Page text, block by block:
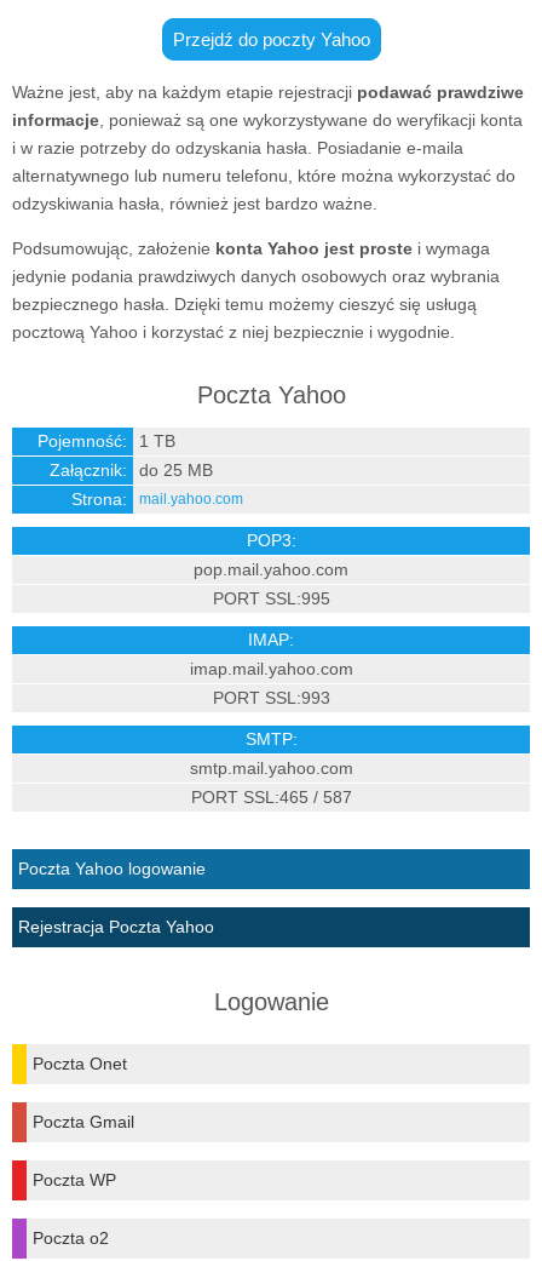
Przejdź do poczty Yahoo
Ważne jest, aby na każdym etapie rejestracji podawać prawdziwe
informacje , ponieważ są one wykorzystywane do weryfikacji konta
i w razie potrzeby do odzyskania hasła. Posiadanie e-maila
alternatywnego lub numeru telefonu, które można wykorzystać do
odzyskiwania hasła, również jest bardzo ważne.
Podsumowując, założenie konta Yahoo jest proste i wymaga
jedynie podania prawdziwych danych osobowych oraz wybrania
bezpiecznego hasła. Dzięki temu możemy cieszyć się usługą
pocztową Yahoo i korzystać z niej bezpiecznie i wygodnie.
Poczta Yahoo
Pojemność:
1 TB
Załącznik:
do 25 MB
Strona:
mail.yahoo.com
POP3:
pop.mail.yahoo.com
PORT SSL:995
IMAP:
imap.mail.yahoo.com
PORT SSL:993
SMTP:
smtp.mail.yahoo.com
PORT SSL:465 / 587
Poczta Yahoo logowanie
Rejestracja Poczta Yahoo
Logowanie
Poczta Onet
Poczta Gmail
Poczta WP
Poczta o2